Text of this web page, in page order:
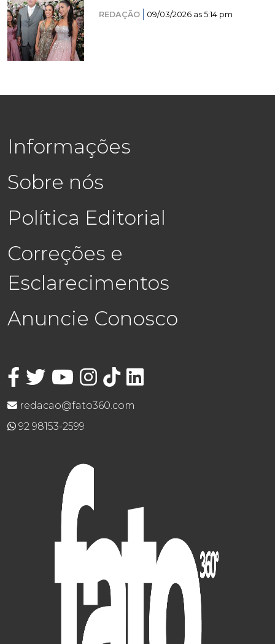
REDAÇÃO 09/03/2026 as 5:14 pm
Informações
Sobre nós
Política Editorial
Correções e
Esclarecimentos
Anuncie Conosco
redacao@fato360.com
92 98153-2599